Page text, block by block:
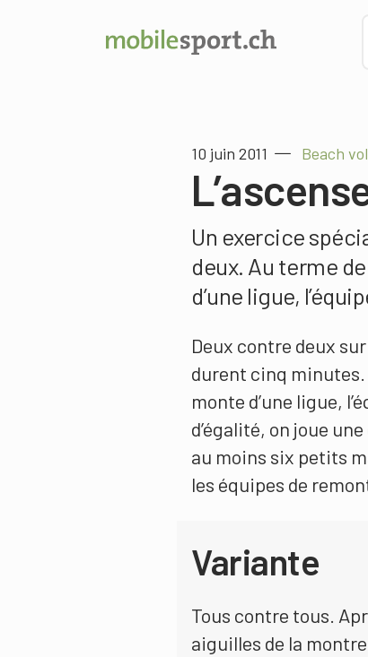
10 juin 2011 Beach
Un exercice
deux. Au terme
d’une ligue,
Deux contre deux
durent cinq minutes.
monte d’une ligue,
d’égalité, on joue
au moins six petits
les équipes de
Variante
Tous contre tous.
aiguilles de la